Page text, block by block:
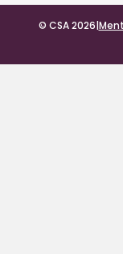
© CSA 2026|